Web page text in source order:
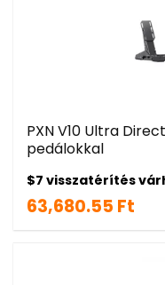
PXN V10 Ultra
pedálokkal
$7 visszatérítés
63,680.55 Ft